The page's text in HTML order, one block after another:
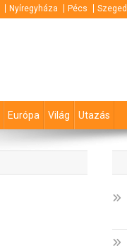
Nyíregyháza Pécs Szeged
Európa Világ Utazás